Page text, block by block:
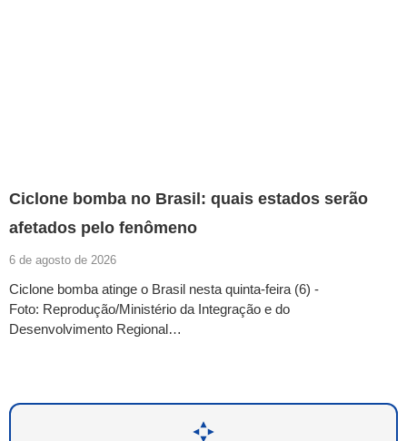
Ciclone bomba no Brasil: quais estados serão
afetados pelo fenômeno
6 de agosto de 2026
Ciclone bomba atinge o Brasil nesta quinta-feira (6) -
Foto: Reprodução/Ministério da Integração e do
Desenvolvimento Regional…